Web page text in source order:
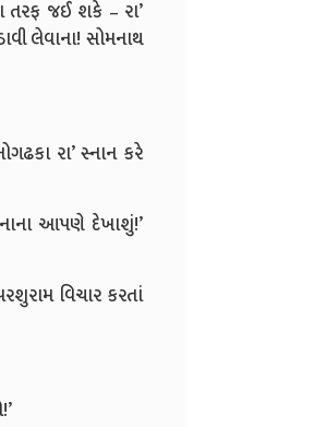
તરફ જઈ શકે – રા’
લેવાના! સોમનાથ
રા’ સ્નાન કરે
આપણે દેખાશું!’
વિચાર કરતાં